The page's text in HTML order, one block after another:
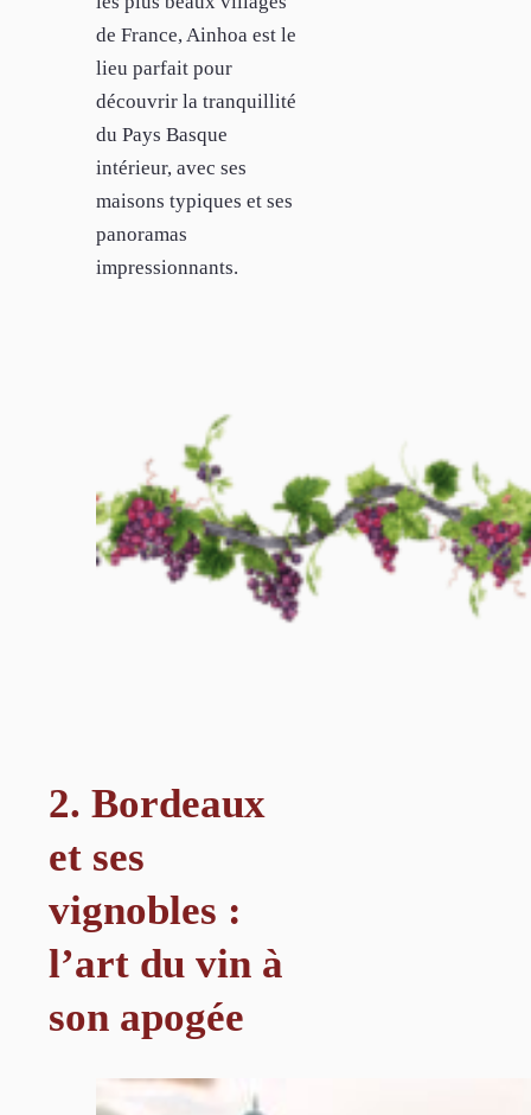
de France, Ainhoa est le
lieu parfait pour
découvrir la tranquillité
du Pays Basque
intérieur, avec ses
maisons typiques et ses
panoramas
impressionnants.
2. Bordeaux
et ses
vignobles :
l’art du vin à
son apogée